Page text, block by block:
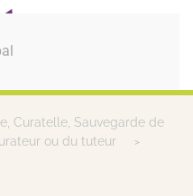
Curatelle, Sauvegarde de
ou du tuteur